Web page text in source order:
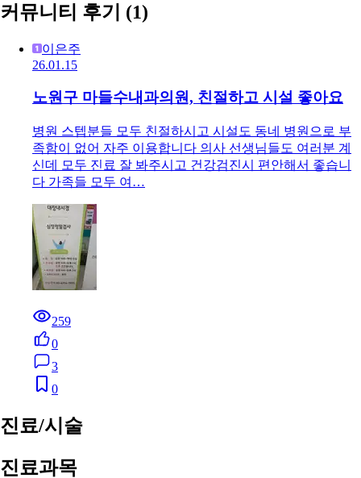
커뮤니티 후기 (1)
이은주
26.01.15
노원구 마들수내과의원, 친절하고 시설 좋아요
병원 스텝분들 모두 친절하시고 시설도 동네 병원으로 부
족함이 없어 자주 이용합니다 의사 선생님들도 여러분 계
신데 모두 진료 잘 봐주시고 건강검진시 편안해서 좋습니
다 가족들 모두 여…
259
0
3
0
진료/시술
진료과목